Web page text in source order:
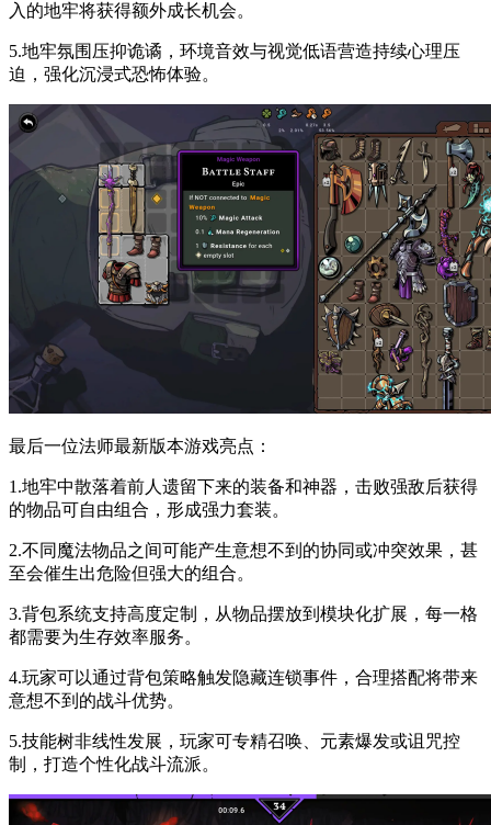
入的地牢将获得额外成长机会。
5.地牢氛围压抑诡谲，环境音效与视觉低语营造持续心理压
迫，强化沉浸式恐怖体验。
最后一位法师最新版本游戏亮点：
1.地牢中散落着前人遗留下来的装备和神器，击败强敌后获得
的物品可自由组合，形成强力套装。
2.不同魔法物品之间可能产生意想不到的协同或冲突效果，甚
至会催生出危险但强大的组合。
3.背包系统支持高度定制，从物品摆放到模块化扩展，每一格
都需要为生存效率服务。
4.玩家可以通过背包策略触发隐藏连锁事件，合理搭配将带来
意想不到的战斗优势。
5.技能树非线性发展，玩家可专精召唤、元素爆发或诅咒控
制，打造个性化战斗流派。